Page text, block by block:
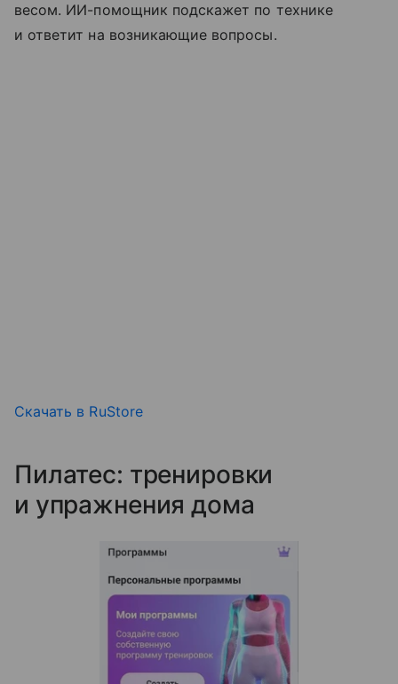
весом. ИИ-помощник подскажет по технике
и ответит на возникающие вопросы.
Скачать в RuStore
Пилатес: тренировки
и упражнения дома